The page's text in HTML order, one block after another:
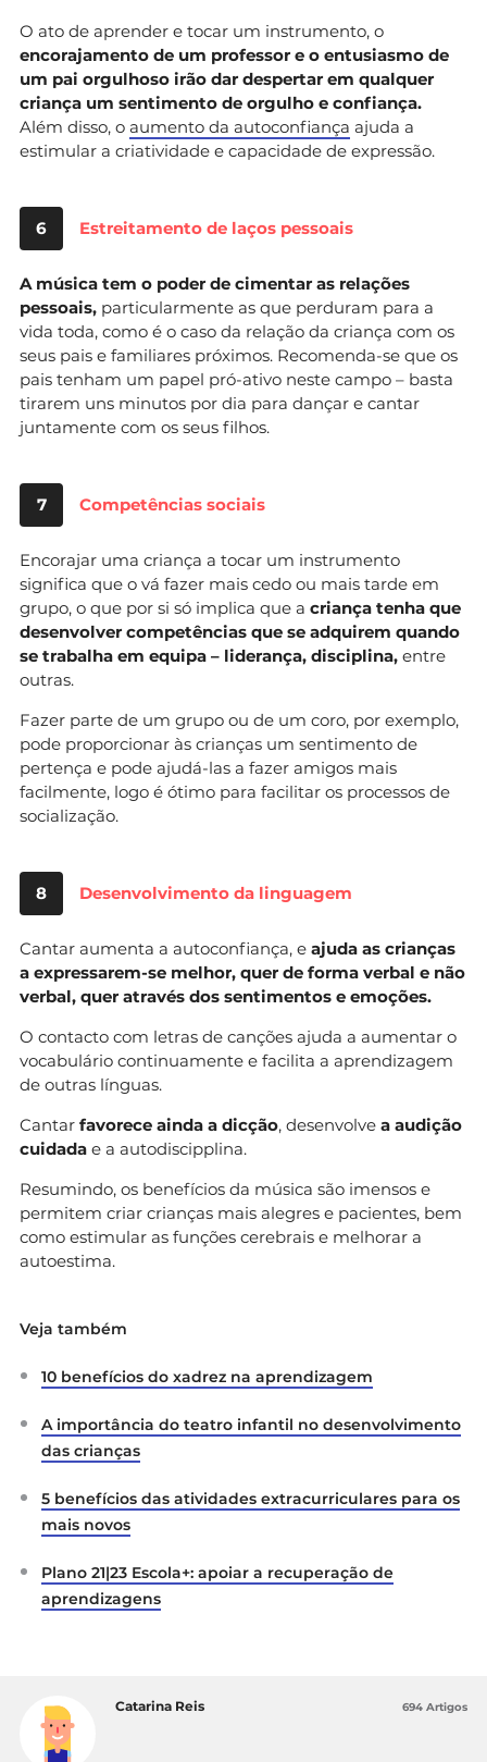
O ato de aprender e tocar um instrumento, o
encorajamento de um professor e o entusiasmo de
um pai orgulhoso irão dar despertar em qualquer
criança um sentimento de orgulho e confiança.
Além disso, o aumento da autoconfiança ajuda a
estimular a criatividade e capacidade de expressão.
6 Estreitamento de laços pessoais
A música tem o poder de cimentar as relações
pessoais, particularmente as que perduram para a
vida toda, como é o caso da relação da criança com os
seus pais e familiares próximos. Recomenda-se que os
pais tenham um papel pró-ativo neste campo – basta
tirarem uns minutos por dia para dançar e cantar
juntamente com os seus filhos.
7 Competências sociais
Encorajar uma criança a tocar um instrumento
significa que o vá fazer mais cedo ou mais tarde em
grupo, o que por si só implica que a criança tenha que
desenvolver competências que se adquirem quando
se trabalha em equipa – liderança, disciplina, entre
outras.
Fazer parte de um grupo ou de um coro, por exemplo,
pode proporcionar às crianças um sentimento de
pertença e pode ajudá-las a fazer amigos mais
facilmente, logo é ótimo para facilitar os processos de
socialização.
8 Desenvolvimento da linguagem
Cantar aumenta a autoconfiança, e ajuda as crianças
a expressarem-se melhor, quer de forma verbal e não
verbal, quer através dos sentimentos e emoções.
O contacto com letras de canções ajuda a aumentar o
vocabulário continuamente e facilita a aprendizagem
de outras línguas.
Cantar favorece ainda a dicção, desenvolve a audição
cuidada e a autodiscipplina.
Resumindo, os benefícios da música são imensos e
permitem criar crianças mais alegres e pacientes, bem
como estimular as funções cerebrais e melhorar a
autoestima.
Veja também
10 benefícios do xadrez na aprendizagem
A importância do teatro infantil no desenvolvimento
das crianças
5 benefícios das atividades extracurriculares para os
mais novos
Plano 21|23 Escola+: apoiar a recuperação de
aprendizagens
Catarina Reis 694 Artigos